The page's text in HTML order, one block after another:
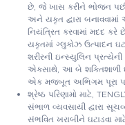
છે, જે ખાસ કરીને ભોજન પછી
અને યકૃત દ્વારા બનાવવામાં
નિયંત્રિત કરવામાં મદદ કરે
યકૃતમાં ગ્લુકોઝ ઉત્પાદન
શરીરની ઇન્સ્યુલિન
એકસાથે, આ બે શક્તિશાળી
એક મજબૂત અભિગમ પૂરા
શ્રેષ્ઠ પરિણામો માટે,
સંભાળ વ્યવસાયી દ્વારા
સંભવિત ખરાબીને ઘટાડવા